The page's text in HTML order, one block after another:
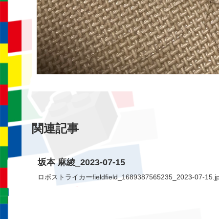
関連記事
坂本 麻綾_2023-07-15
ロボストライカーfieldfield_1689387565235_2023-07-